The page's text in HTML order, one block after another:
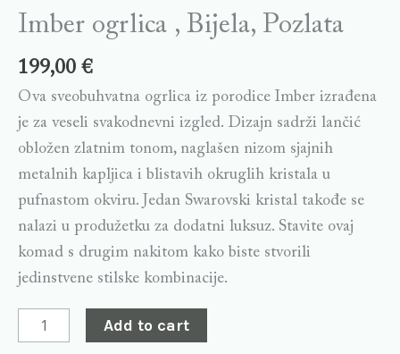
Imber ogrlica , Bijela, Pozlata
199,00 €
Ova sveobuhvatna ogrlica iz porodice Imber izrađena
je za veseli svakodnevni izgled. Dizajn sadrži lančić
obložen zlatnim tonom, naglašen nizom sjajnih
metalnih kapljica i blistavih okruglih kristala u
pufnastom okviru. Jedan Swarovski kristal takođe se
nalazi u produžetku za dodatni luksuz. Stavite ovaj
komad s drugim nakitom kako biste stvorili
jedinstvene stilske kombinacije.
Add to cart